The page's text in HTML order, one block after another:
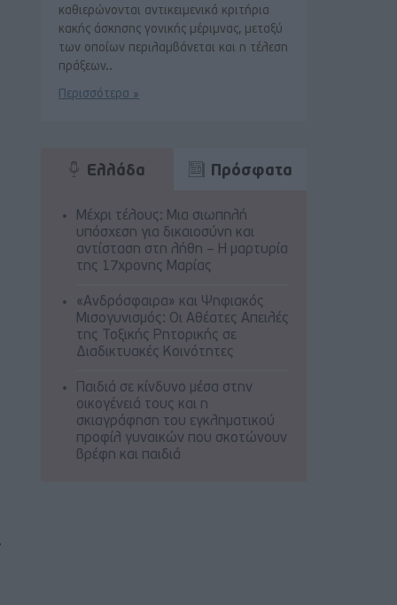
καθιερώνονται αντικειμενικά κριτήρια
κακής άσκησης γονικής μέριμνας, μεταξύ
των οποίων περιλαμβάνεται και η τέλεση
πράξεων..
Περισσότερα »
Ελλάδα Πρόσφατα
Μέχρι τέλους: Μια σιωπηλή
υπόσχεση για δικαιοσύνη και
αντίσταση στη λήθη – Η μαρτυρία
της 17χρονης Μαρίας
«Ανδρόσφαιρα» και Ψηφιακός
Μισογυνισμός: Οι Αθέατες Απειλές
της Τοξικής Ρητορικής σε
Διαδικτυακές Κοινότητες
Παιδιά σε κίνδυνο μέσα στην
οικογένειά τους και η
σκιαγράφηση του εγκληματικού
προφίλ γυναικών που σκοτώνουν
βρέφη και παιδιά